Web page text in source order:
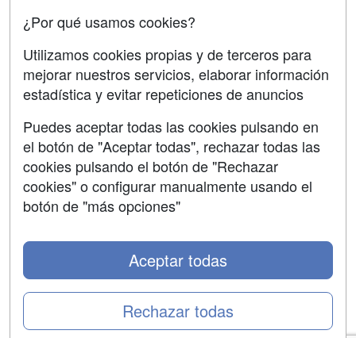
Grupo formazion:
Copyright 2000-2026 Formazion Web, S.L. - Calle
Fermín Caballero, 62 - 28034 Madrid Tel: 91 533 70 78
¿Por qué usamos cookies?
Utilizamos cookies propias y de terceros para
mejorar nuestros servicios, elaborar información
estadística y evitar repeticiones de anuncios
Puedes aceptar todas las cookies pulsando en
el botón de "Aceptar todas", rechazar todas las
cookies pulsando el botón de "Rechazar
cookies" o configurar manualmente usando el
botón de "más opciones"
Rechazar todas
Aceptar todas